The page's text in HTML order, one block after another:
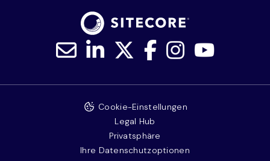
Cookie-Einstellungen
Legal Hub
Privatsphäre
Ihre Datenschutzoptionen